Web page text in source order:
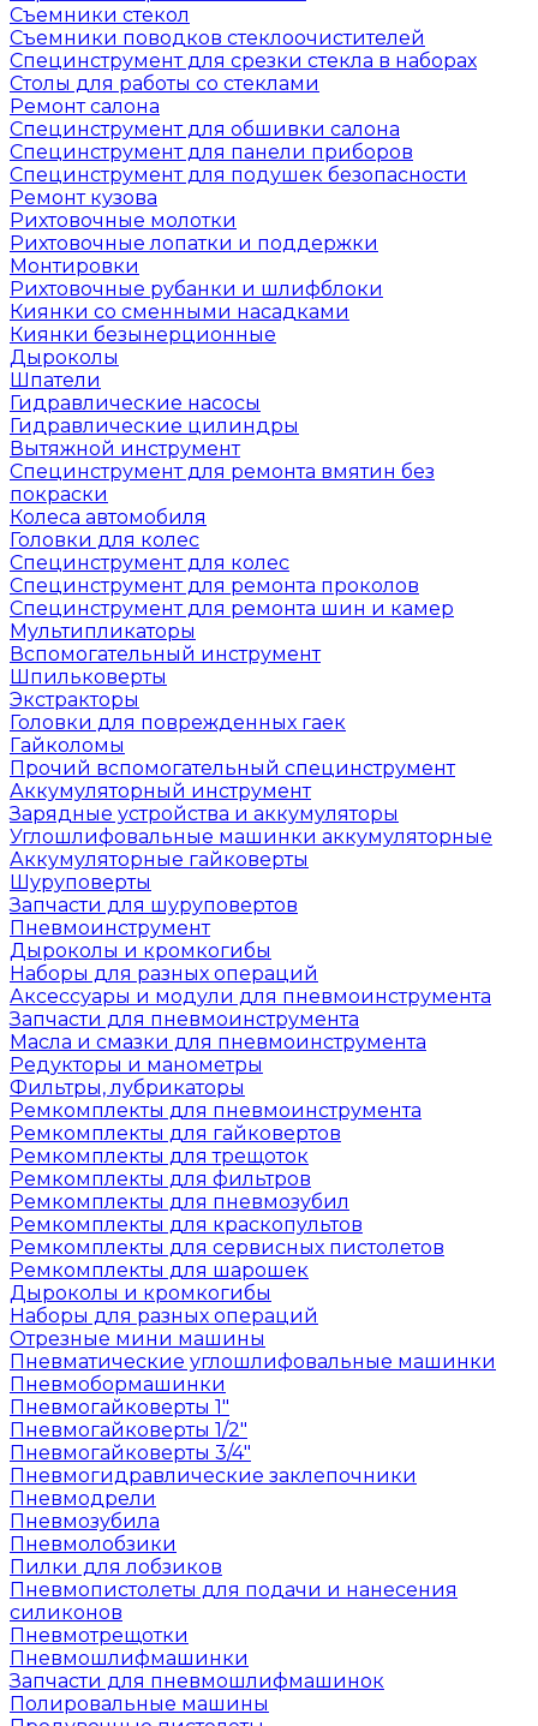
Съемники стекол
Съемники поводков стеклоочистителей
Специнструмент для срезки стекла в наборах
Столы для работы со стеклами
Ремонт салона
Специнструмент для обшивки салона
Специнструмент для панели приборов
Специнструмент для подушек безопасности
Ремонт кузова
Рихтовочные молотки
Рихтовочные лопатки и поддержки
Монтировки
Рихтовочные рубанки и шлифблоки
Киянки со сменными насадками
Киянки безынерционные
Дыроколы
Шпатели
Гидравлические насосы
Гидравлические цилиндры
Вытяжной инструмент
Специнструмент для ремонта вмятин без
покраски
Колеса автомобиля
Головки для колес
Специнструмент для колес
Специнструмент для ремонта проколов
Специнструмент для ремонта шин и камер
Мультипликаторы
Вспомогательный инструмент
Шпильковерты
Экстракторы
Головки для поврежденных гаек
Гайколомы
Прочий вспомогательный специнструмент
Аккумуляторный инструмент
Зарядные устройства и аккумуляторы
Углошлифовальные машинки аккумуляторные
Аккумуляторные гайковерты
Шуруповерты
Запчасти для шуруповертов
Пневмоинструмент
Дыроколы и кромкогибы
Наборы для разных операций
Аксессуары и модули для пневмоинструмента
Запчасти для пневмоинструмента
Масла и смазки для пневмоинструмента
Редукторы и манометры
Фильтры, лубрикаторы
Ремкомплекты для пневмоинструмента
Ремкомплекты для гайковертов
Ремкомплекты для трещоток
Ремкомплекты для фильтров
Ремкомплекты для пневмозубил
Ремкомплекты для краскопультов
Ремкомплекты для сервисных пистолетов
Ремкомплекты для шарошек
Дыроколы и кромкогибы
Наборы для разных операций
Отрезные мини машины
Пневматические углошлифовальные машинки
Пневмобормашинки
Пневмогайковерты 1"
Пневмогайковерты 1/2"
Пневмогайковерты 3/4"
Пневмогидравлические заклепочники
Пневмодрели
Пневмозубила
Пневмолобзики
Пилки для лобзиков
Пневмопистолеты для подачи и нанесения
силиконов
Пневмотрещотки
Пневмошлифмашинки
Запчасти для пневмошлифмашинок
Полировальные машины